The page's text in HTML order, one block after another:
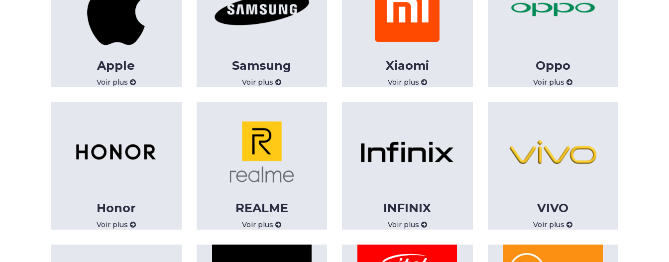
Apple
Voir plus
Samsung
Voir plus
Xiaomi
Voir plus
Oppo
Voir plus
Honor
Voir plus
REALME
Voir plus
INFINIX
Voir plus
VIVO
Voir plus